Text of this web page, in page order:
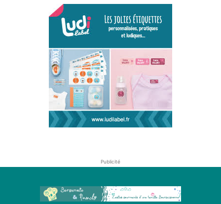
Publicité